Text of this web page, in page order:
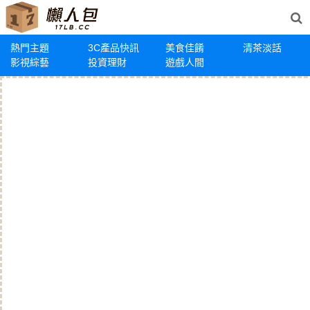
熱門主題 3C產品快訊 美食佳餚
清茶淡話
影視綜藝
投資理財 遊戲人間